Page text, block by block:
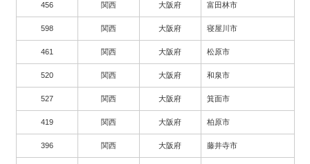
456 関西 大阪府 富田林市
598 関西 大阪府 寝屋川市
461 関西 大阪府 松原市
520 関西 大阪府 和泉市
527 関西 大阪府 箕面市
419 関西 大阪府 柏原市
396 関西 大阪府 藤井寺市